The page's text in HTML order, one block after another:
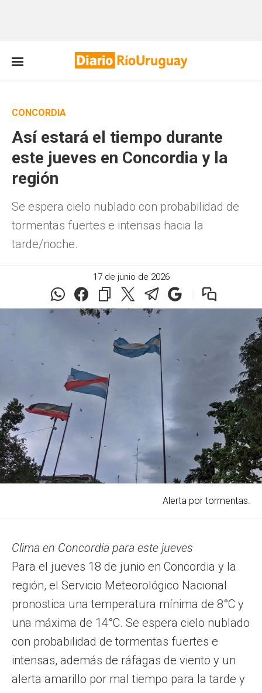
CONCORDIA
Así estará el tiempo durante
este jueves en Concordia y la
región
Se espera cielo nublado con probabilidad de
tormentas fuertes e intensas hacia la
tarde/noche.
17 de junio de 2026
Alerta por tormentas.
Clima en Concordia para este jueves
Para el jueves 18 de junio en Concordia y la
región, el Servicio Meteorológico Nacional
pronostica una temperatura mínima de 8°C y
una máxima de 14°C. Se espera cielo nublado
con probabilidad de tormentas fuertes e
intensas, además de ráfagas de viento y un
alerta amarillo por mal tiempo para la tarde y